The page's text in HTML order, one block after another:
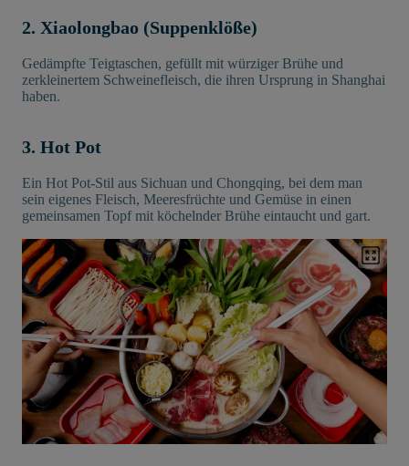
2. Xiaolongbao (Suppenklöße)
Gedämpfte Teigtaschen, gefüllt mit würziger Brühe und
zerkleinertem Schweinefleisch, die ihren Ursprung in Shanghai
haben.
3. Hot Pot
Ein Hot Pot-Stil aus Sichuan und Chongqing, bei dem man
sein eigenes Fleisch, Meeresfrüchte und Gemüse in einen
gemeinsamen Topf mit köchelnder Brühe eintaucht und gart.